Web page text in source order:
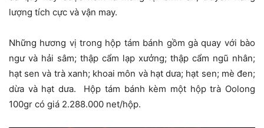
lượng tích cực và vận may.
Những hương vị trong hộp tám bánh gồm gà quay với bào
ngư và hải sâm; thập cẩm lạp xưởng; thập cẩm ngũ nhân;
hạt sen và trà xanh; khoai môn và hạt dưa; hạt sen; mè đen;
dừa và hạt dưa. Hộp tám bánh kèm một hộp trà Oolong
100gr có giá 2.288.000 net/hộp.